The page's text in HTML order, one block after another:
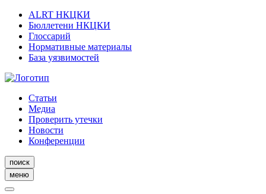
ALRT НКЦКИ
Бюллетени НКЦКИ
Глоссарий
Нормативные материалы
База уязвимостей
Статьи
Медиа
Проверить утечки
Новости
Конференции
поиск
меню